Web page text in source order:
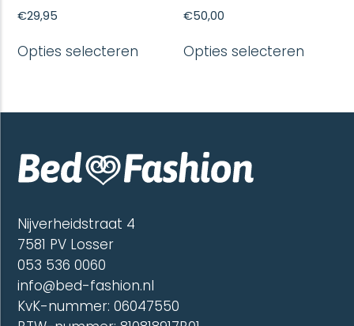
€29,95
Opties selecteren product
Deze
gekozen
worden
€50,00
Opties selecteren
Deze
Nijverheidstraat 4
7581 PV Losser
053 536 0060
info@bed-fashion.nl
KvK-nummer: 06047550